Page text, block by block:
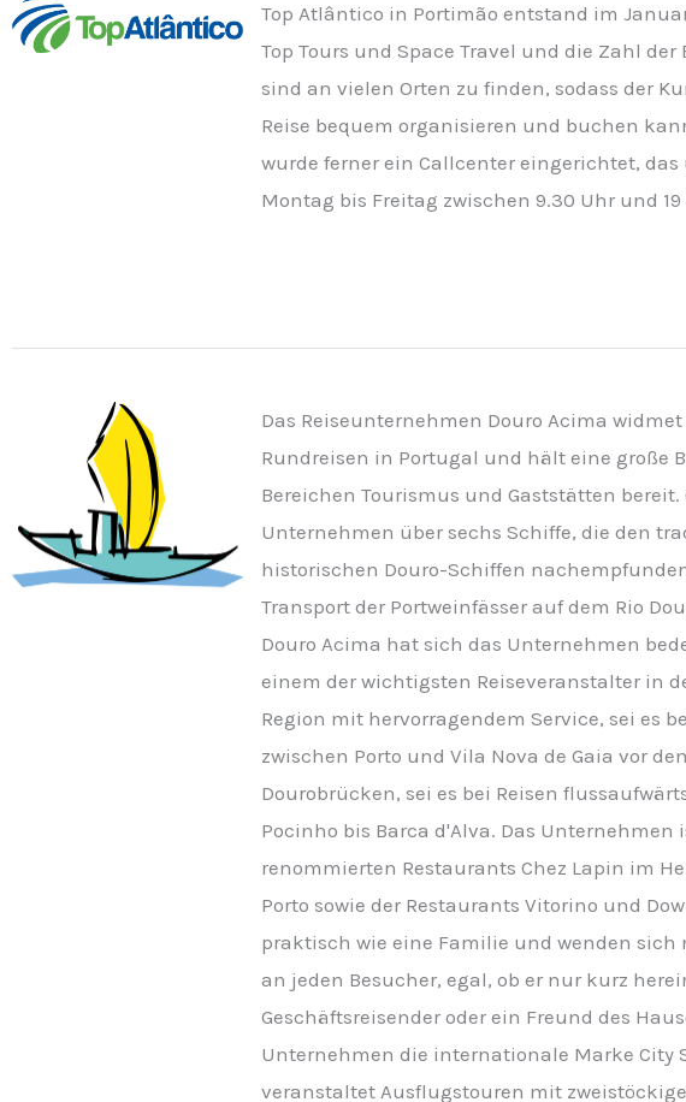
Top Atlântico in Portimão entstand im
Top Tours und Space Travel und die Zahl
sind an vielen Orten zu finden, sodass der
Reise bequem organisieren und buchen
wurde ferner ein Callcenter eingerichtet, das
Montag bis Freitag zwischen 9.30 Uhr und
Das Reiseunternehmen Douro Acima
Rundreisen in Portugal und hält eine große
Bereichen Tourismus und Gaststätten
Unternehmen über sechs Schiffe, die den
historischen Douro-Schiffen
Transport der Portweinfässer auf dem Rio
Douro Acima hat sich das Unternehmen
einem der wichtigsten Reiseveranstalter in
Region mit hervorragendem Service, sei es
zwischen Porto und Vila Nova de Gaia vor
Dourobrücken, sei es bei Reisen
Pocinho bis Barca d'Alva. Das
renommierten Restaurants Chez Lapin im
Porto sowie der Restaurants Vitorino und
praktisch wie eine Familie und wenden
an jeden Besucher, egal, ob er nur kurz
Geschäftsreisender oder ein Freund des
Unternehmen die internationale Marke City
veranstaltet Ausflugstouren mit